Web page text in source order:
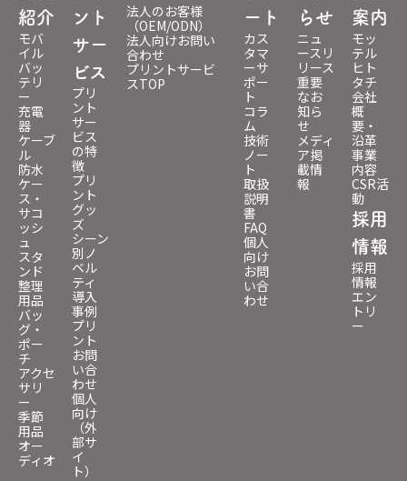
紹介
モバ
イル
バッ
テリ
ー
充電
器
ケーブ
ル
防水
ケー
ス・
サコ
ッシ
ュ
スタ
ンド
整理
用品
バッ
グ・
ポー
チ
アクセ
サリ
ー
季節
用品
オー
ディオ
ント
サー
ビス
プリ
ント
サー
ビス
の特
徴
プリ
ント
グッ
ズ
シーン
別ノ
ベル
ティ
導入
事例
プリ
ント
お問
い合
わせ
個人
向け
（外
部サ
イ
ト）
法人のお客様
（OEM/ODN）
法人向けお問い
合わせ
プリントサービ
スTOP
ート
カス
タマ
ーサ
ポー
ト
コラ
ム
技術
ノー
ト
取扱
説明
書
FAQ
個人
向け
お問
い合
わせ
らせ
ニュ
ースリ
リース
重要
なお
知ら
せ
メディ
ア掲
載情
報
案内
モッ
テル
ヒト
タチ
会社
概
要・
沿革
事業
内容
CSR活
動
採用
情報
採用
情報
エン
トリ
ー